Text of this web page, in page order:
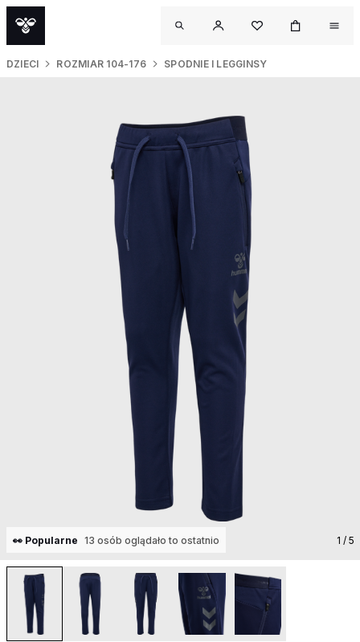
DZIECI ROZMIAR 104-176 SPODNIE I LEGGINSY
👀 Popularne 13 osób oglądało to ostatnio 1 / 5